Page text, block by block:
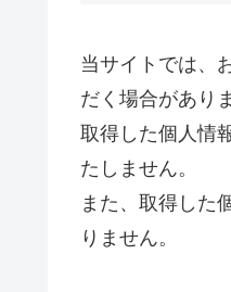
当サイトでは、
だく場合があり
取得した個人情
たしません。
また、取得した
りません。